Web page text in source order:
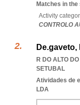
Matches in
Activity
CONTROLO
De.gaveto,
R DO ALTO
SETUBAL
Atividades de
LDA